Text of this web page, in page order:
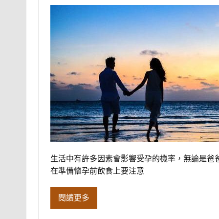
生活中有許多因素會影響受孕的機率，無論是
在準備懷孕前飲食上要注意
閱讀更多